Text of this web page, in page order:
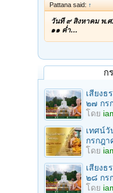
Pattana said: ↑
วันที่ ๙ สิงหาคม พ.
๑๑ ค่ำ…
ก
เสียง
๒๗ กร
โดย
เทศน์
กรกฎ
โดย
เสียงธ
๒๘ กร
โดย